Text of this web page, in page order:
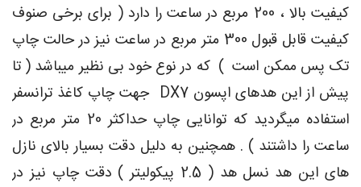
کیفیت بالا ، 200 مربع در ساعت را دارد ( برای برخی صنوف
کیفیت قابل قبول 300 متر مربع در ساعت نیز در حالت چاپ
تک پس ممکن است ) که در نوع خود بی نظیر میباشد ( تا
پیش از این هدهای اپسون DX7 جهت چاپ کاغذ ترانسفر
استفاده میگردید که توانایی چاپ حداکثر 20 متر مربع در
ساعت را داشتند ) . همچنین به دلیل دقت بسیار بالای نازل
های این هد نسل هد ( 2.5 پیکولیتر ) دقت چاپ نیز در